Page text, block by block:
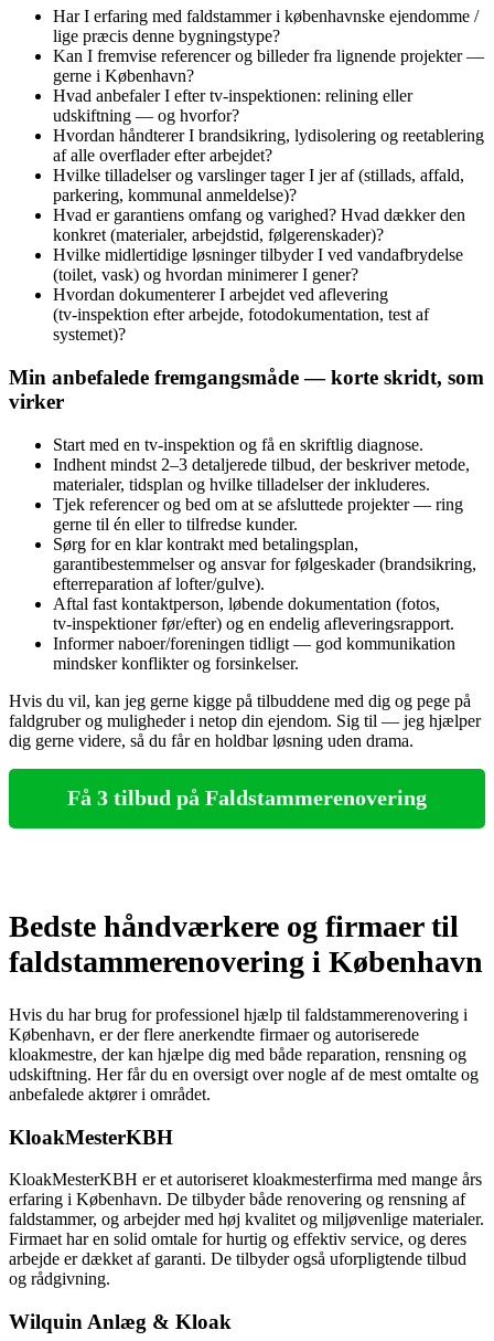
Har I erfaring med faldstammer i københavnske ejendomme /
lige præcis denne bygningstype?
Kan I fremvise referencer og billeder fra lignende projekter —
gerne i København?
Hvad anbefaler I efter tv‑inspektionen: relining eller
udskiftning — og hvorfor?
Hvordan håndterer I brandsikring, lydisolering og reetablering
af alle overflader efter arbejdet?
Hvilke tilladelser og varslinger tager I jer af (stillads, affald,
parkering, kommunal anmeldelse)?
Hvad er garantiens omfang og varighed? Hvad dækker den
konkret (materialer, arbejdstid, følgerenskader)?
Hvilke midlertidige løsninger tilbyder I ved vandafbrydelse
(toilet, vask) og hvordan minimerer I gener?
Hvordan dokumenterer I arbejdet ved aflevering
(tv‑inspektion efter arbejde, fotodokumentation, test af
systemet)?
Min anbefalede fremgangsmåde — korte skridt, som
virker
Start med en tv‑inspektion og få en skriftlig diagnose.
Indhent mindst 2–3 detaljerede tilbud, der beskriver metode,
materialer, tidsplan og hvilke tilladelser der inkluderes.
Tjek referencer og bed om at se afsluttede projekter — ring
gerne til én eller to tilfredse kunder.
Sørg for en klar kontrakt med betalingsplan,
garantibestemmelser og ansvar for følgeskader (brandsikring,
efterreparation af lofter/gulve).
Aftal fast kontaktperson, løbende dokumentation (fotos,
tv‑inspektioner før/efter) og en endelig afleveringsrapport.
Informer naboer/foreningen tidligt — god kommunikation
mindsker konflikter og forsinkelser.
Hvis du vil, kan jeg gerne kigge på tilbuddene med dig og pege på
faldgruber og muligheder i netop din ejendom. Sig til — jeg hjælper
dig gerne videre, så du får en holdbar løsning uden drama.
Få 3 tilbud på Faldstammerenovering
Bedste håndværkere og firmaer til
faldstammerenovering i København
Hvis du har brug for professionel hjælp til faldstammerenovering i
København, er der flere anerkendte firmaer og autoriserede
kloakmestre, der kan hjælpe dig med både reparation, rensning og
udskiftning. Her får du en oversigt over nogle af de mest omtalte og
anbefalede aktører i området.
KloakMesterKBH
KloakMesterKBH er et autoriseret kloakmesterfirma med mange års
erfaring i København. De tilbyder både renovering og rensning af
faldstammer, og arbejder med høj kvalitet og miljøvenlige materialer.
Firmaet har en solid omtale for hurtig og effektiv service, og deres
arbejde er dækket af garanti. De tilbyder også uforpligtende tilbud
og rådgivning.
Wilquin Anlæg & Kloak